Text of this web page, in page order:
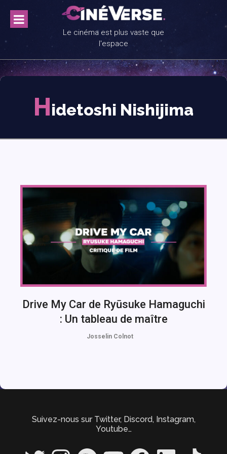
content
Le cinéma est plus vaste que
l'espace
Hidetoshi Nishijima
Drive My Car de Ryūsuke Hamaguchi
: Un tableau de maître
Josselin Colnot
Suivez-nous sur Twitter, Discord, Instagram,
Youtube…
Twitter InstagramSpotify YouTube FacebookLinkedIn TikTok